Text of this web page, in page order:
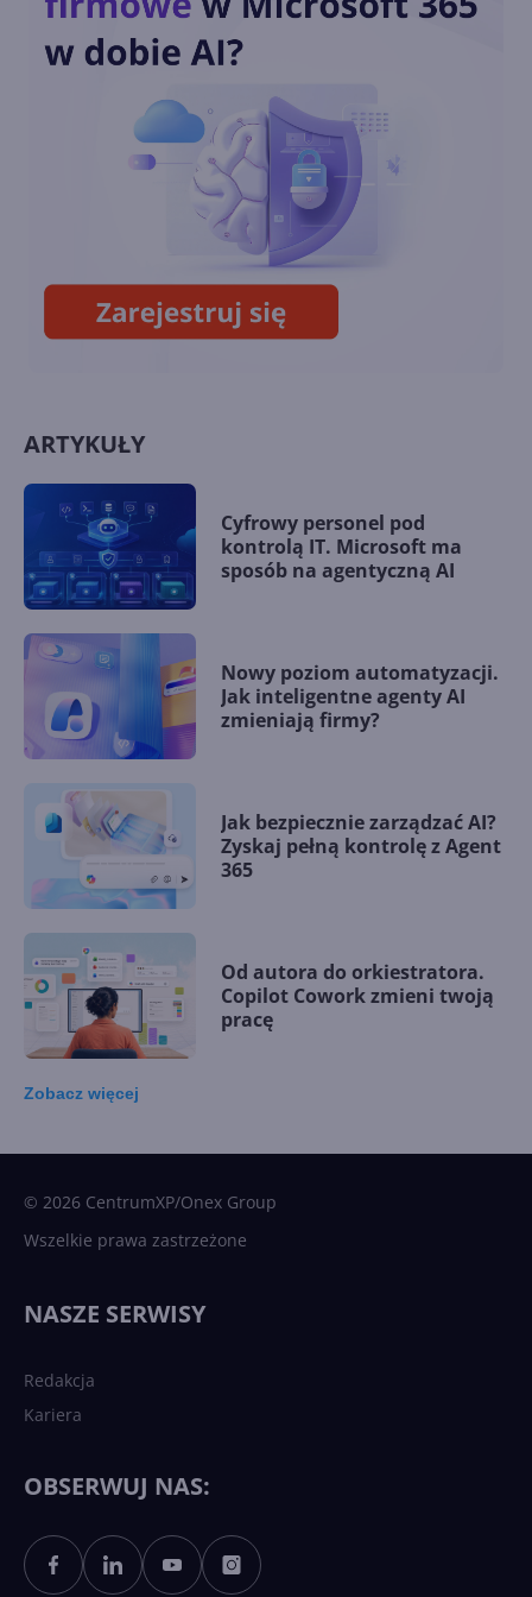
promocji na 15-lecie
Minecraft zarabia ponad 100
milionów dolarów rocznie
ARTYKUŁY
Cyfrowy personel pod
kontrolą IT. Microsoft ma
sposób na agentyczną AI
Nowy poziom automatyzacji.
Jak inteligentne agenty AI
zmieniają firmy?
Jak bezpiecznie zarządzać AI?
Zyskaj pełną kontrolę z Agent
365
Od autora do orkiestratora.
Copilot Cowork zmieni twoją
pracę
Sztuczna inteligencja po
Zobacz więcej
© 2026 CentrumXP/Onex Group
Wszelkie prawa zastrzeżone
NASZE SERWISY
Redakcja
Kariera
OBSERWUJ NAS: